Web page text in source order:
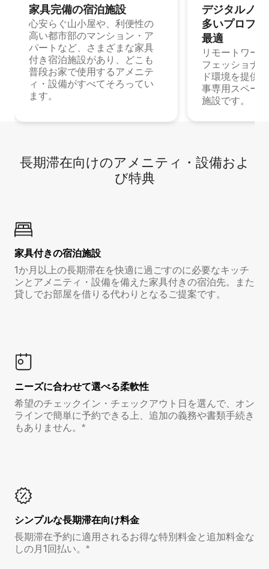
家具完備の宿⁠泊⁠施⁠設
心安らぐ山小屋や、利便性の
高い都市部のマンション・ア
パートなど、さまざまな家具
付き宿泊施設があり、どこも
普段お家で使用するアメニテ
ィ・設備がすべてそろってい
ます。
デジタルノ
多⁠いプ⁠ロ⁠フ⁠
最⁠適
リモートワー
フェッショナ
ド環境を提供
事専用スペー
施設です。
長期滞在向け⁠のア⁠メ⁠ニ⁠テ⁠ィ⁠・設⁠備⁠およ
び特⁠典
家具付き⁠の宿⁠泊⁠施⁠設
1か月以上の長期滞在を快適に過ごすのに必要なキッチ
ンとアメニティ・設備を備えた家具付きの宿泊先。また
貸しでお部屋を借りる代わりとなるご提案です。
ニーズに合わせて選べる柔軟性
希望のチェックイン・チェックアウト日を選んで、オン
ラインで簡単に予約できる上、追加の義務や書類手続き
もありません。*
シンプルな長期滞在向け料金
長期滞在予約に適用されるお得な特別料金と追加料金な
しの月1回払い。*